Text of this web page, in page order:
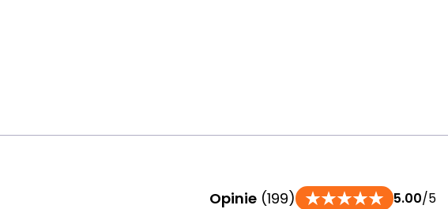
Opinie (199) 5.00/5